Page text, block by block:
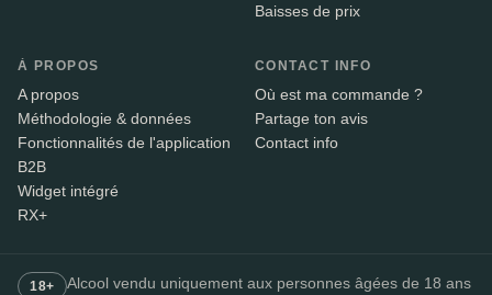
Baisses de prix
À PROPOS
A propos
Méthodologie & données
Fonctionnalités de l'application
B2B
Widget intégré
RX+
CONTACT INFO
Où est ma commande ?
Partage ton avis
Contact info
18+
Alcool vendu uniquement aux personnes âgées de 18 ans